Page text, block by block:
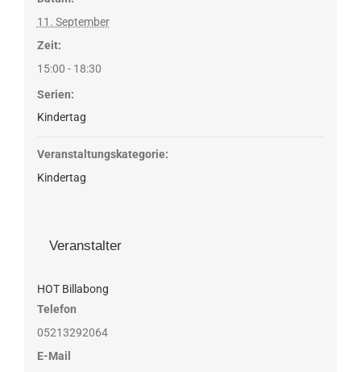
11. September
Zeit:
15:00 - 18:30
Serien:
Kindertag
Veranstaltungskategorie:
Kindertag
Veranstalter
HOT Billabong
Telefon
05213292064
E-Mail